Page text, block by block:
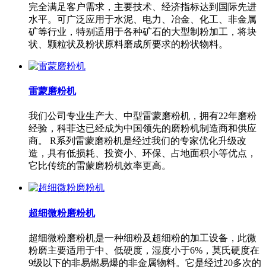
完全满足客户需求，主要技术、经济指标达到国际先进
水平。可广泛应用于水泥、电力、冶金、化工、非金属
矿等行业，特别适用于各种矿石的大型制粉加工，将块
状、颗粒状及粉状原料磨成所要求的粉状物料。
雷蒙磨粉机
我们公司专业生产大、中型雷蒙磨粉机，拥有22年磨粉
经验，科菲达已经成为中国领先的磨粉机制造商和供应
商。 R系列雷蒙磨粉机是经过我们的专家优化升级改
造，具有低损耗、投资小、环保、占地面积小等优点，
它比传统的雷蒙磨粉机效率更高。
超细微粉磨粉机
超细微粉磨粉机是一种细粉及超细粉的加工设备，此微
粉磨主要适用于中、低硬度，湿度小于6%，莫氏硬度在
9级以下的非易燃易爆的非金属物料。它是经过20多次的